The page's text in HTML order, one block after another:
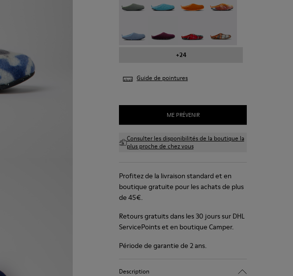
+24
Guide de pointures
ME PRÉVENIR
Consulter les disponibilités de la boutique la
plus proche de chez vous
Profitez de la livraison standard et en
boutique gratuite pour les achats de plus
de 45€.
Retours gratuits dans les 30 jours sur DHL
ServicePoints et en boutique Camper.
Période de garantie de 2 ans.
Description